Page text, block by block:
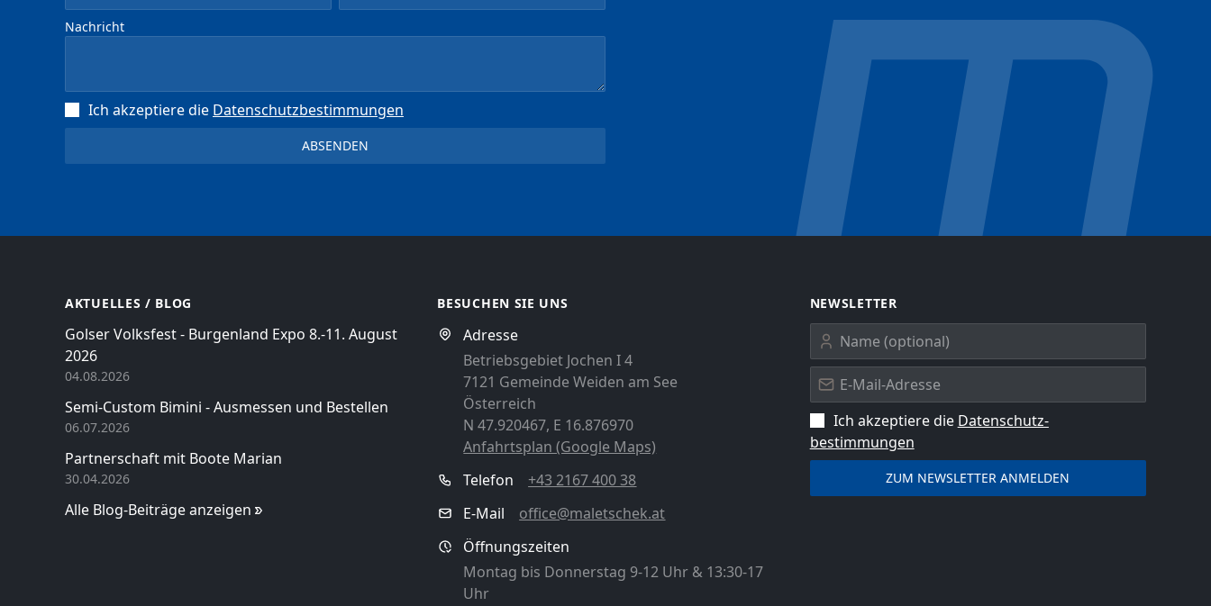
Nachricht
Ich akzeptiere die Datenschutz­bestimmungen
AKTUELLES / BLOG
Golser Volksfest - Burgenland Expo 8.-11. August
2026
04.08.2026
Semi-Custom Bimini - Ausmessen und Bestellen
06.07.2026
Partnerschaft mit Boote Marian
30.04.2026
Alle Blog-Beiträge anzeigen
BESUCHEN SIE UNS
Adresse
Betriebsgebiet Jochen I 4
7121 Gemeinde Weiden am See
Österreich
N 47.920467, E 16.876970
Anfahrtsplan (Google Maps)
Telefon
+43 2167 400 38
E-Mail
office@maletschek.at
Öffnungszeiten
Montag bis Donnerstag 9-12 Uhr & 13:30-17
Uhr
NEWSLETTER
Ich akzeptiere die Datenschutz­
bestimmungen